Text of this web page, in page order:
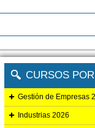
CURSOS
Gestión de Empresas
Industrias 2026